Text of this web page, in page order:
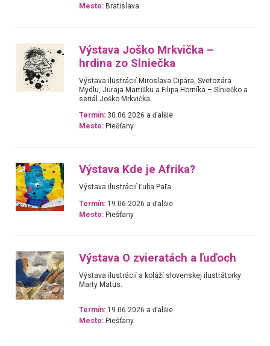
Mesto: Bratislava
Výstava Joško Mrkvička –
hrdina zo Slniečka
Výstava ilustrácií Miroslava Cipára, Svetozára
Mydlu, Juraja Martišku a Filipa Horníka – Slniečko a
seriál Joško Mrkvička.
Termín: 30.06.2026 a ďalšie
Mesto: Piešťany
Výstava Kde je Afrika?
Výstava ilustrácií Ľuba Paľa.
Termín: 19.06.2026 a ďalšie
Mesto: Piešťany
Výstava O zvieratách a ľuďoch
Výstava ilustrácií a koláží slovenskej ilustrátorky
Marty Matus.
Termín: 19.06.2026 a ďalšie
Mesto: Piešťany